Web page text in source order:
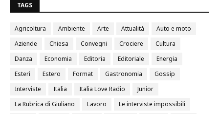
TAGS
Agricoltura Ambiente Arte Attualità
Auto e moto
Aziende
Chiesa Convegni Crociere
Cultura
Danza
Economia Editoria Editoriale
Energia
Esteri
Estero Format Gastronomia
Gossip
Interviste
Italia Italia Love Radio
Junior
La Rubrica di Giuliano
Lavoro
Le interviste impossibili